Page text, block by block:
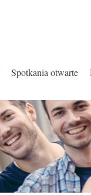
Spotkania otwarte